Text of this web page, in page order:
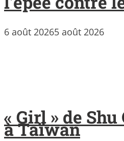
6 août 20265 août 2026
« Girl » de
à Taïwan